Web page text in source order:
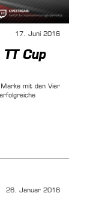
17. Juni 2016
Cup
mit den Vier
26. Januar 2016